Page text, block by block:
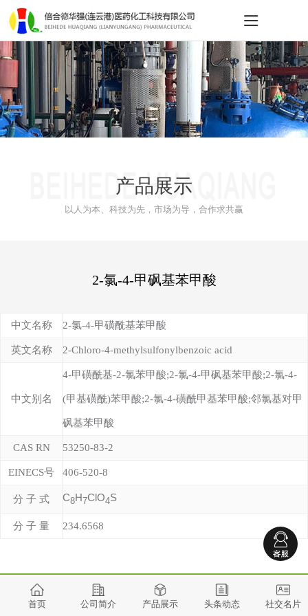
产品展示
以人为本、科技为先，市场为导，合作求共赢
2-氯-4-甲砜基苯甲酸
中文名称 2-氯-4-甲磺酰基苯甲酸
英文名称 2-Chloro-4-methylsulfonylbenzoic acid
中文别名
4-甲磺酰基-2-氯苯甲酸;2-氯-4-甲砜基苯甲酸;2-氯-4-
(甲基磺酰)苯甲酸;2-氯-4-磺酰甲基苯甲酸;邻氯基对甲
砜基苯甲酸
CAS RN 53250-83-2
EINECS号 406-520-8
分 子 式 C8H 7ClO4S
分 子 量 234.6568
首页 公司简介 产品展示 头条动态 社交名片